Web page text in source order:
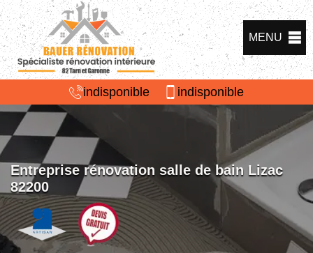
MENU
indisponible indisponible
Entreprise rénovation salle de bain Lizac
82200